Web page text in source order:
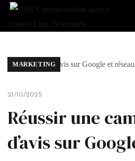
MARKETING
21/10/2025
Réussir une
d’avis sur